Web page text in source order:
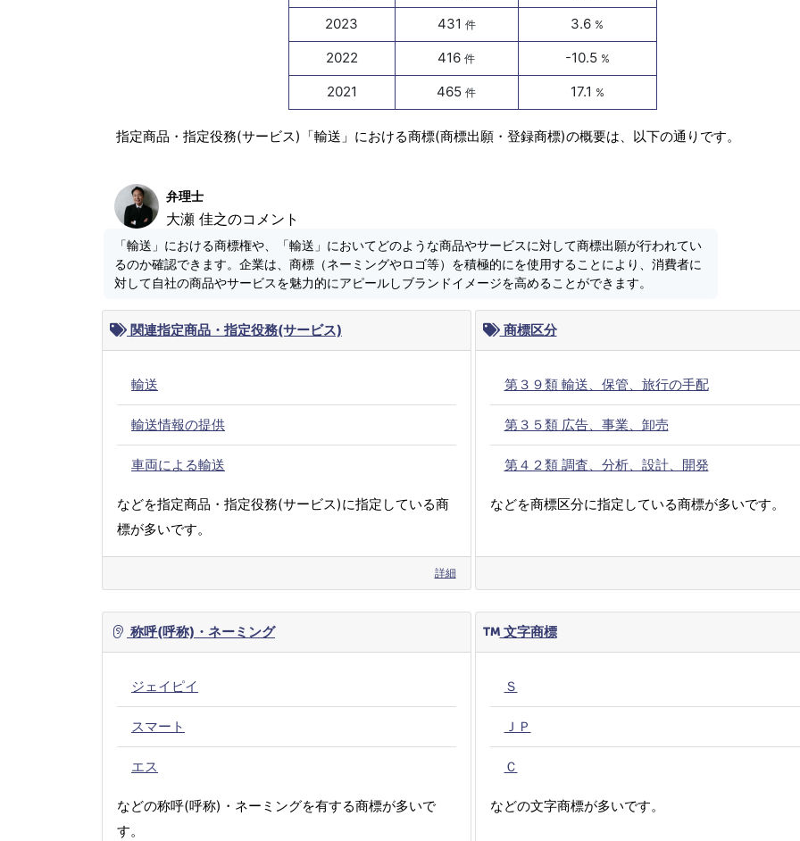
2023 431 件 3.6 %
2022 416件 -10.5 %
2021 465件 17.1 %
指定商品・指定役務(サービス)「輸送」における商標(商標出願・登録商標)の概要は、以下の通りです。
弁理士
大瀬 佳之のコメント
「輸送」における商標権や、「輸送」においてどのような商品やサービスに対して商標出願が行われてい
るのか確認できます。企業は、商標（ネーミングやロゴ等）を積極的にを使用することにより、消費者に
対して自社の商品やサービスを魅力的にアピールしブランドイメージを高めることができます。
関連指定商品・指定役務(サービス)
輸送
輸送情報の提供
車両による輸送
などを指定商品・指定役務(サービス)に指定している商
標が多いです。
詳細
商標区分
第３９類 輸送、保管、旅行の手配
第３５類 広告、事業、卸売
第４２類 調査、分析、設計、開発
などを商標区分に指定している商標が多いです。
称呼(呼称)・ネーミング
ジェイピイ
スマート
エス
などの称呼(呼称)・ネーミングを有する商標が多いで
す。
文字商標
Ｓ
ＪＰ
Ｃ
などの文字商標が多いです。